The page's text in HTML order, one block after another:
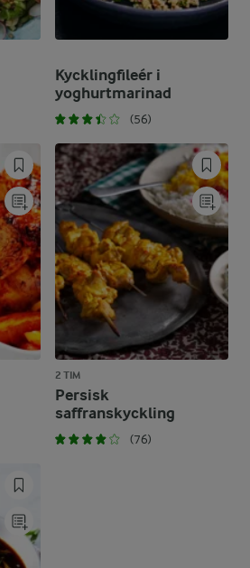
Kycklingfileér i
yoghurtmarinad
(56)
2 TIM
Persisk
saffranskyckling
(76)